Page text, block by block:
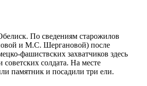
По сведениям старожилов
и М.С. Шергановой) после
фашиствских захватчиков здесь
солдата. На месте
памятник и посадили три ели.